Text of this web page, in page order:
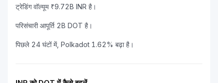
ट्रेडिंग वॉल्यूम ₹9.72B INR है।
परिसंचारी आपूर्ति 2B DOT है।
पिछले 24 घंटों में, Polkadot 1.62% बढ़ा है।